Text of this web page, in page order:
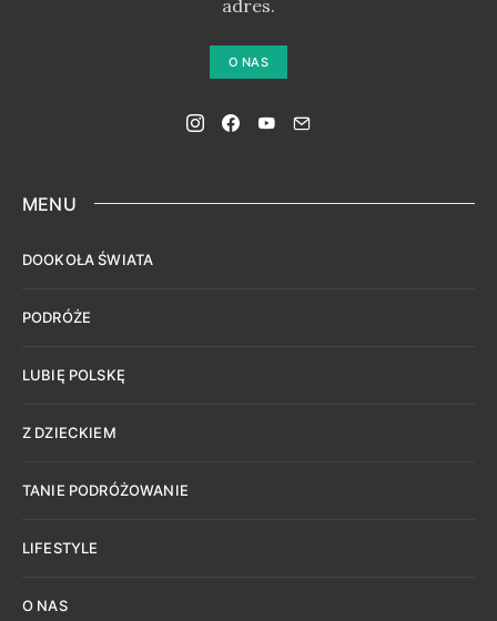
adres.
O NAS
MENU
DOOKOŁA ŚWIATA
PODRÓŻE
LUBIĘ POLSKĘ
Z DZIECKIEM
TANIE PODRÓŻOWANIE
LIFESTYLE
O NAS